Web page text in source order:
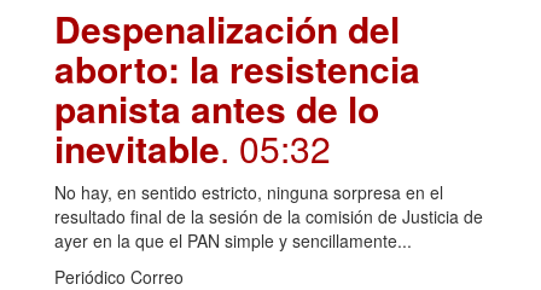
Despenalización del
aborto: la resistencia
panista antes de lo
inevitable. 05:32
No hay, en sentido estricto, ninguna sorpresa en el
resultado final de la sesión de la comisión de Justicia de
ayer en la que el PAN simple y sencillamente...
Periódico Correo